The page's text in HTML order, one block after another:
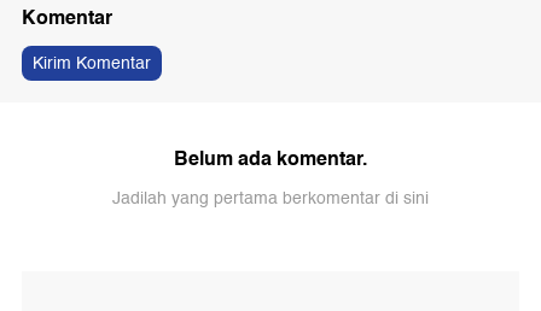
Komentar
Kirim Komentar
Belum ada komentar.
Jadilah yang pertama berkomentar di sini